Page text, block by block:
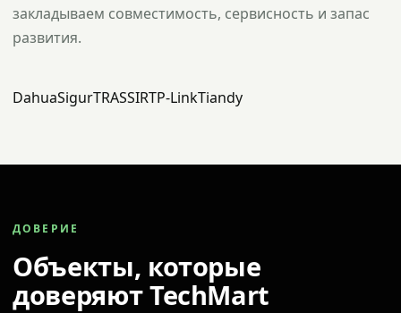
закладываем совместимость, сервисность и запас
развития.
DahuaSigurTRASSIRTP-LinkTiandy
ДОВЕРИЕ
Объекты, которые
доверяют TechMart